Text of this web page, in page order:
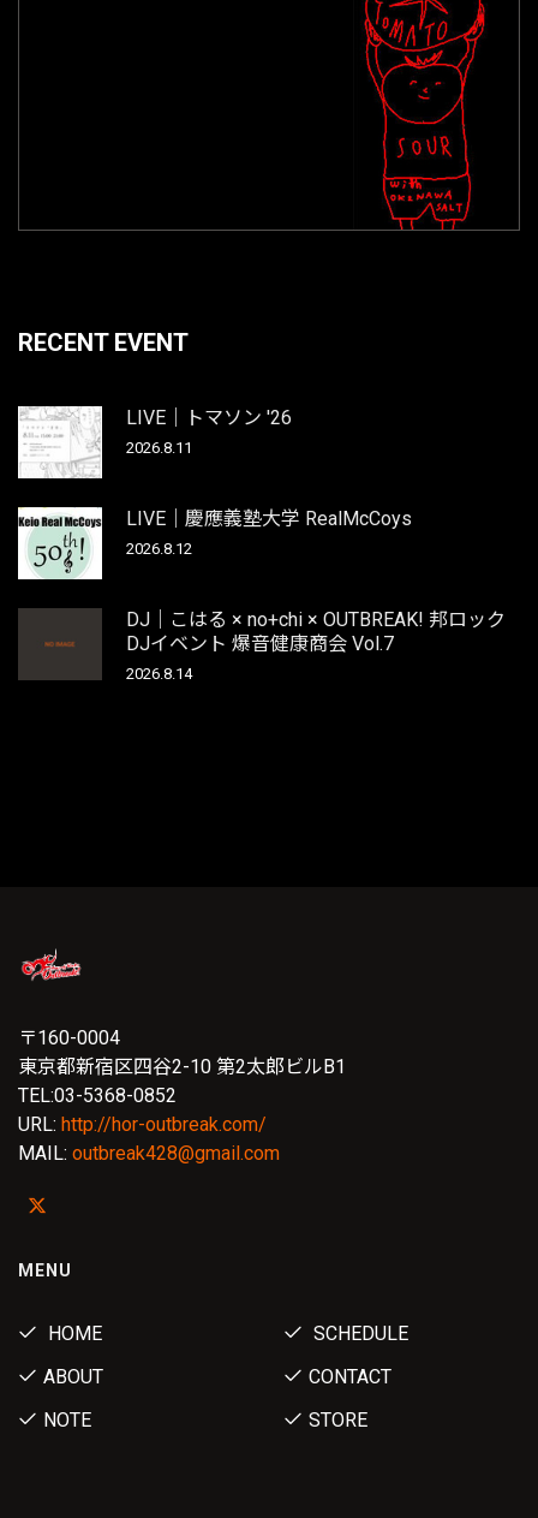
RECENT EVENT
LIVE｜トマソン '26
2026.8.11
LIVE｜慶應義塾大学 RealMcCoys
2026.8.12
DJ｜こはる × no+chi × OUTBREAK! 邦ロック
DJイベント 爆音健康商会 Vol.7
2026.8.14
〒160-0004
東京都新宿区四谷2-10 第2太郎ビルB1
TEL:03-5368-0852
URL: http://hor-outbreak.com/
MAIL: outbreak428@gmail.com
MENU
HOME
SCHEDULE
ABOUT
CONTACT
NOTE
STORE